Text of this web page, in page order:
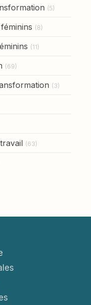
(5)
(8)
(11)
(69)
(3)
(63)